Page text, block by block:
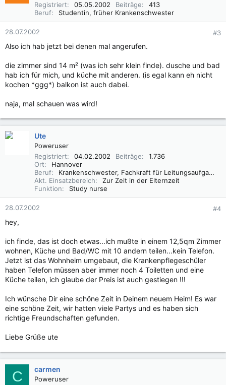
Registriert
05.05.2002 Beiträge
413
Beruf
Studentin, früher Krankenschwester
28.07.2002 #3
Also ich hab jetzt bei denen mal angerufen.
die zimmer sind 14 m² (was ich sehr klein finde). dusche und bad
hab ich für mich, und küche mit anderen. (is egal kann eh nicht
kochen *ggg*) balkon ist auch dabei.
naja, mal schauen was wird!
Ute
Poweruser
Registriert
04.02.2002 Beiträge
1.736
Ort
Hannover
Beruf
Krankenschwester, Fachkraft für Leitungsaufgaben in der Pflege (FLP)
Akt. Einsatzbereich
Zur Zeit in der Elternzeit
Funktion
Study nurse
28.07.2002 #4
hey,
ich finde, das ist doch etwas...ich mußte in einem 12,5qm Zimmer
wohnen, Küche und Bad/WC mit 10 andern teilen...kein Telefon.
Jetzt ist das Wohnheim umgebaut, die Krankenpflegeschüler
haben Telefon müssen aber immer noch 4 Toiletten und eine
Küche teilen, ich glaube der Preis ist auch gestiegen !!!
Ich wünsche Dir eine schöne Zeit in Deinem neuem Heim! Es war
eine schöne Zeit, wir hatten viele Partys und es haben sich
richtige Freundschaften gefunden.
Liebe Grüße ute
C carmen
Poweruser